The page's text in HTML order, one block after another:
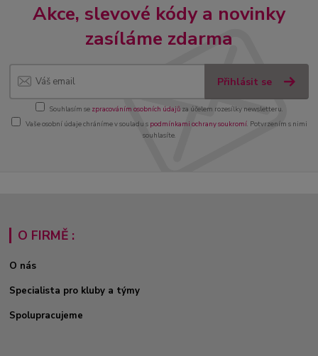
Akce, slevové kódy a novinky
zasíláme zdarma
Přihlásit se
Souhlasím se zpracováním osobních údajůza účelem rozesílky newsletteru.
Vaše osobní údaje chráníme v souladu s podmínkami ochrany soukromí. Potvrzením s nimi
souhlasíte.
O FIRMĚ :
O nás
Specialista pro kluby a týmy
Spolupracujeme